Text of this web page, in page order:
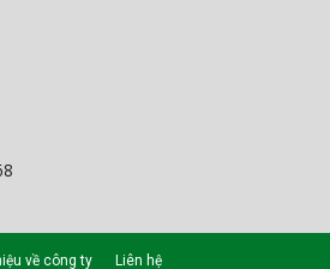
về công ty Liên hệ